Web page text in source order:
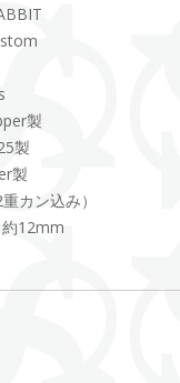
製
製
製
カン込み）
12mm